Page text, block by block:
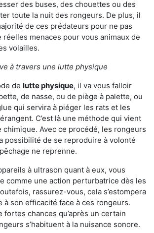
des buses, des chouettes ou des
toute la nuit des rongeurs. De plus, il
de ces prédateurs pour ne pas
menaces pour vous animaux de
volailles.
à travers une lutte physique
de lutte physique, il va vous falloir
de nasse, ou de piège à palette, ou
qui servira à piéger les rats et les
C’est là une méthode qui vient
Avec ce procédé, les rongeurs
possibilité de se reproduire à volonté
ne reprenne.
à ultrason quant à eux, vous
comme une action perturbatrice dès les
rassurez-vous, cela s’estompera
à son efficacité face à ces rongeurs.
fortes chances qu’après un certain
s’habituent à la nuisance sonore.